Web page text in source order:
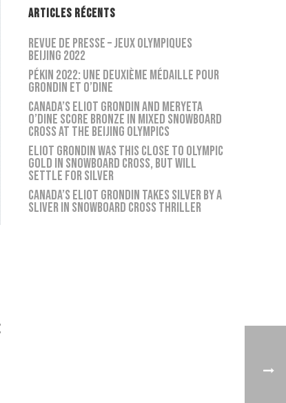
ARTICLES RÉCENTS
Revue de presse – Jeux Olympiques
Beijing 2022
Pékin 2022: une deuxième médaille pour
Grondin et O’Dine
Canada’s Eliot Grondin and Meryeta
O’Dine score bronze in mixed snowboard
cross at the Beijing Olympics
Eliot Grondin was this close to Olympic
gold in snowboard cross, but will
settle for silver
Canada’s Eliot Grondin takes silver by a
sliver in snowboard cross thriller